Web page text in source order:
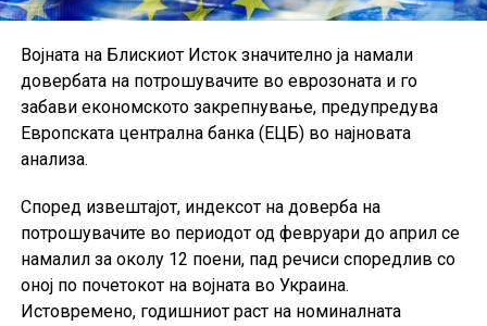
Војната на Блискиот Исток значително ја намали
довербата на потрошувачите во еврозоната и го
забави економското закрепнување, предупредува
Европската централна банка (ЕЦБ) во најновата
анализа.
Според извештајот, индексот на доверба на
потрошувачите во периодот од февруари до април се
намалил за околу 12 поени, пад речиси споредлив со
оној по почетокот на војната во Украина.
Истовремено, годишниот раст на номиналната